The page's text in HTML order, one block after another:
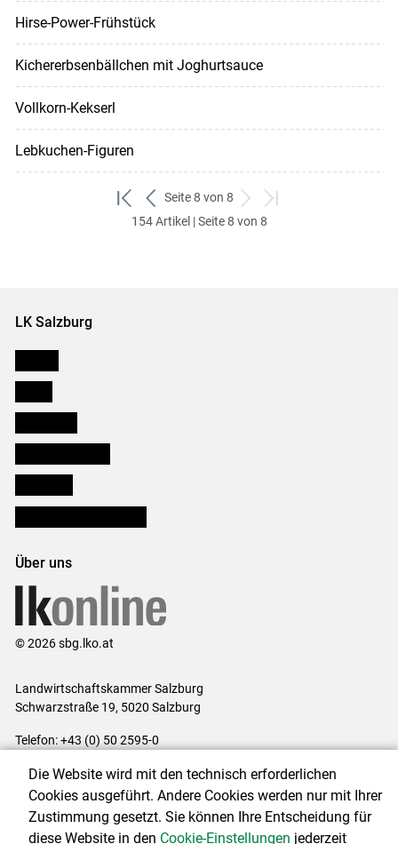
Hirse-Power-Frühstück
Kichererbsenbällchen mit Joghurtsauce
Vollkorn-Kekserl
Lebkuchen-Figuren
zum
ersten
zurück
zum
Seite 8 von 8
weiter
zum
zum
154 Artikel | Seite 8 von 8
LK Salzburg
Über uns
© 2026 sbg.lko.at
Landwirtschaftskammer Salzburg
Schwarzstraße 19, 5020 Salzburg
Telefon: +43 (0) 50 2595-0
Impressum|Kontakt|Datenschutzerklärung|Barrierefreiheit|
Cookie-Einstellungen
Die Website wird mit den technisch erforderlichen
Cookies ausgeführt. Andere Cookies werden nur mit Ihrer
Zustimmung gesetzt. Sie können Ihre Entscheidung für
diese Website in den Cookie-Einstellungen jederzeit